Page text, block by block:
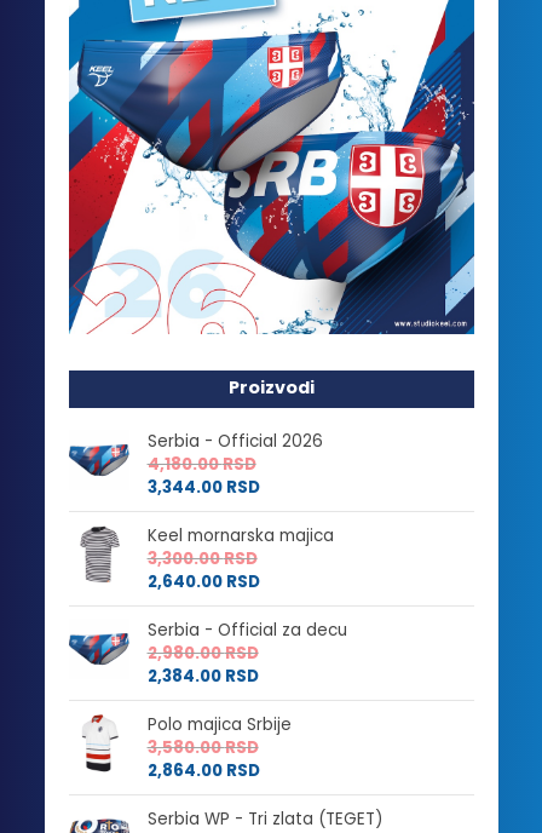
Proizvodi
Serbia - Official 2026
4,180.00RSD
3,344.00 RSD
Keel mornarska majica
3,300.00RSD
2,640.00 RSD
Serbia - Official za decu
2,980.00RSD
2,384.00 RSD
Polo majica Srbije
3,580.00RSD
2,864.00 RSD
Serbia WP - Tri zlata (TEGET)